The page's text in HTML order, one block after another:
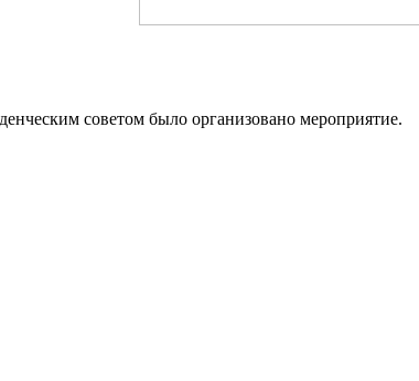
советом было организовано мероприятие.